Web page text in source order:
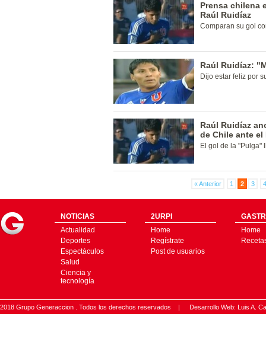
Prensa chilena
Raúl Ruidíaz
Comparan su gol
Raúl Ruidíaz:
Dijo estar feliz por
Raúl Ruidíaz
de Chile ante
El gol de la "Pulga"
« Anterior 1 2 3 4
NOTICIAS
Actualidad
Deportes
Espectáculos
Salud
Ciencia y
tecnología
2URPI
Home
Regístrate
Post de usuarios
Home
2018 Grupo Generaccion . Todos los derechos reservados | Desarrollo Web: Luis